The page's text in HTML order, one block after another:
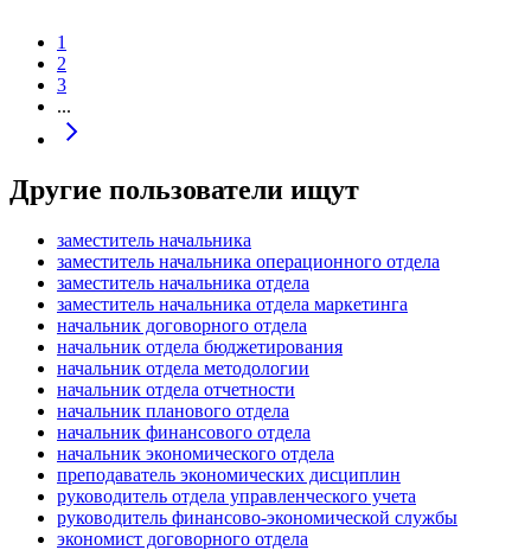
1
2
3
...
Другие пользователи ищут
заместитель начальника
заместитель начальника операционного отдела
заместитель начальника отдела
заместитель начальника отдела маркетинга
начальник договорного отдела
начальник отдела бюджетирования
начальник отдела методологии
начальник отдела отчетности
начальник планового отдела
начальник финансового отдела
начальник экономического отдела
преподаватель экономических дисциплин
руководитель отдела управленческого учета
руководитель финансово-экономической службы
экономист договорного отдела